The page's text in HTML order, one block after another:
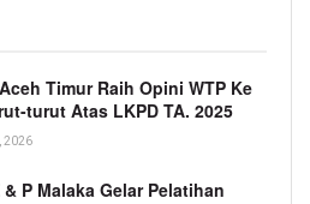
Timur Raih Opini WTP Ke
turut Atas LKPD TA. 2025
2026
P Malaka Gelar Pelatihan